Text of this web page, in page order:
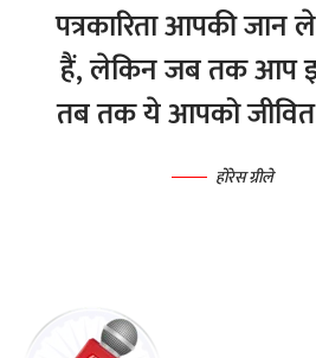
पत्रकारिता आपकी जान
हैं, लेकिन जब तक आप
तब तक ये आपको
होरेस ग्रीले